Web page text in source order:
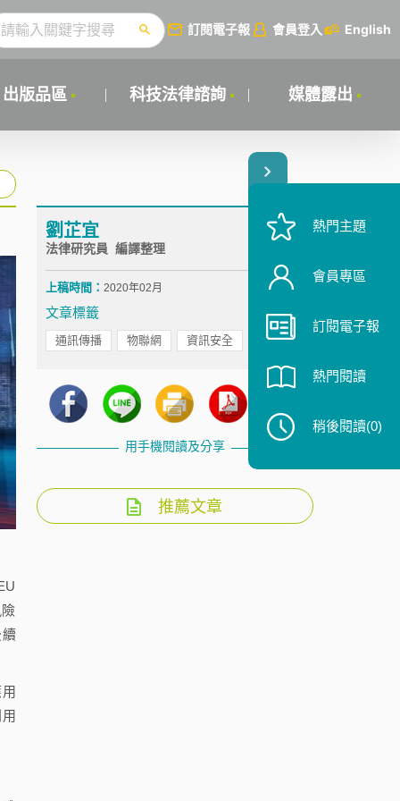
訂閱電子報 會員登入 English
出版品區 科技法律諮詢 媒體露出
劉芷宜
法律研究員 編譯整理
上稿時間： 2020年02月
文章標籤
通訊傳播 物聯網 資訊安全 5G
用手機閱讀及分享
推薦文章
熱門主題
會員專區
訂閱電子報
熱門閱讀
稍後閱讀(0)